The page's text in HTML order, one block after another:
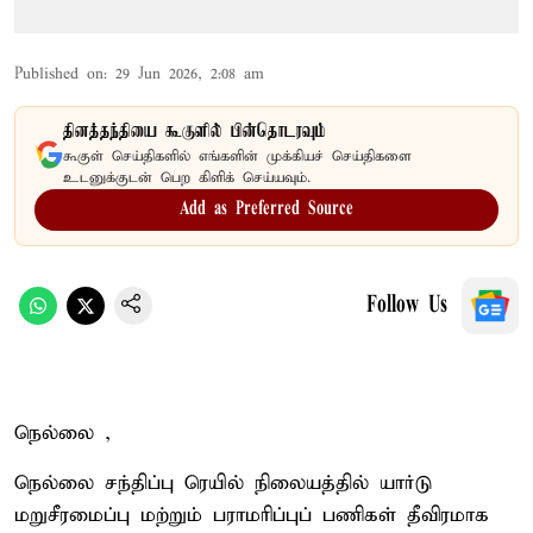
Published on: 29 Jun 2026, 2:08 am
தினத்தந்தியை கூகுளில் பின்தொடரவும்
கூகுள் செய்திகளில் எங்களின் முக்கியச் செய்திகளை
உடனுக்குடன் பெற கிளிக் செய்யவும்.
Add as Preferred Source
Follow Us
நெல்லை ,
நெல்லை சந்திப்பு ரெயில் நிலையத்தில் யார்டு
மறுசீரமைப்பு மற்றும் பராமரிப்புப் பணிகள் தீவிரமாக